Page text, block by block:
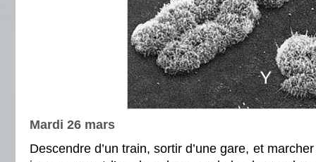
Mardi 26 mars
Descendre d’un train, sortir d’une gare, et